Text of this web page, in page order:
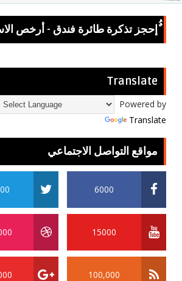
ٌُإحجز تذكرة طائرة فندق - أرخص
Translate
Powered by
Translate
مواقع التواصل الاجتماعي
6000
15000
100,000